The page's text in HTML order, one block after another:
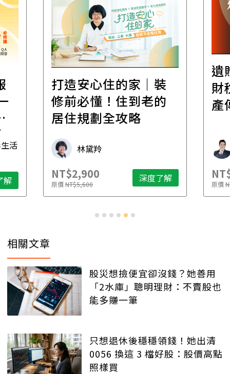
活
解
打造安心住的家｜裝
修前必懂！住到老的
居住規劃全攻略
林黛羚
NT$2,900
原價NT$5,600 深度了解
遺
財
產
原價
相關文章
股災想撿便宜卻沒錢？她善用
「2水庫」聰明理財：不賣股也
能多賺一筆
只想退休後穩穩領錢！她出清
0056 換這 3 檔好股：股價高點
照樣買